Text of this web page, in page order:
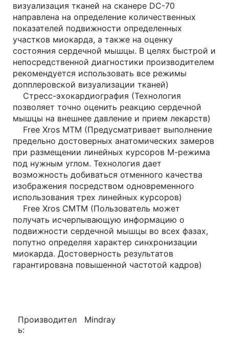
визуализация тканей на сканере DC-70
направлена на определение количественных
показателей подвижности определенных
участков миокарда, а также на оценку
состояния сердечной мышцы. В целях быстрой и
непосредственной диагностики производителем
рекомендуется использовать все режимы
допплеровской визуализации тканей)
Стресс-эхокардиография (Технология
позволяет точно оценить реакцию сердечной
мышцы на внешнее давление и прием лекарств)
Free Xros MTM (Предусматривает выполнение
предельно достоверных анатомических замеров
при размещении линейных курсоров М-режима
под нужным углом. Технология дает
возможность добиваться отменного качества
изображения посредством одновременного
использования трех линейных курсоров)
Free Xros CMTM (Пользователь может
получать исчерпывающую информацию о
подвижности сердечной мышцы во всех фазах,
попутно определяя характер синхронизации
миокарда. Достоверность результатов
гарантирована повышенной частотой кадров)
Производител
ь:
Mindray